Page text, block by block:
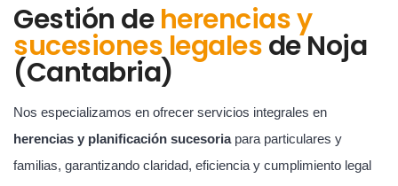
Gestión deherencias y
sucesiones legalesdeNoja
(Cantabria)
Nos especializamos en ofrecer servicios integrales en
herencias y planificación sucesoriapara particulares y
familias, garantizando claridad, eficiencia y cumplimiento legal